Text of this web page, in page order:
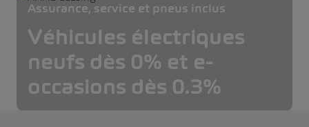
Assurance, service et pneus inclus
Véhicules électriques
neufs dès 0% et e-
occasions dès 0.3%